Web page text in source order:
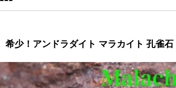
希少！アンドラダイト マラカイト 孔雀